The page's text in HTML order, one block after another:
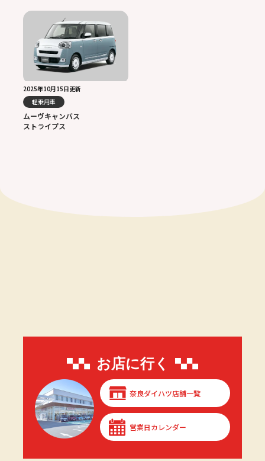
2025年10月15日更新
軽乗用車
ムーヴキャンバス
ストライプス
お店に行く
奈良ダイハツ店舗一覧
営業日カレンダー